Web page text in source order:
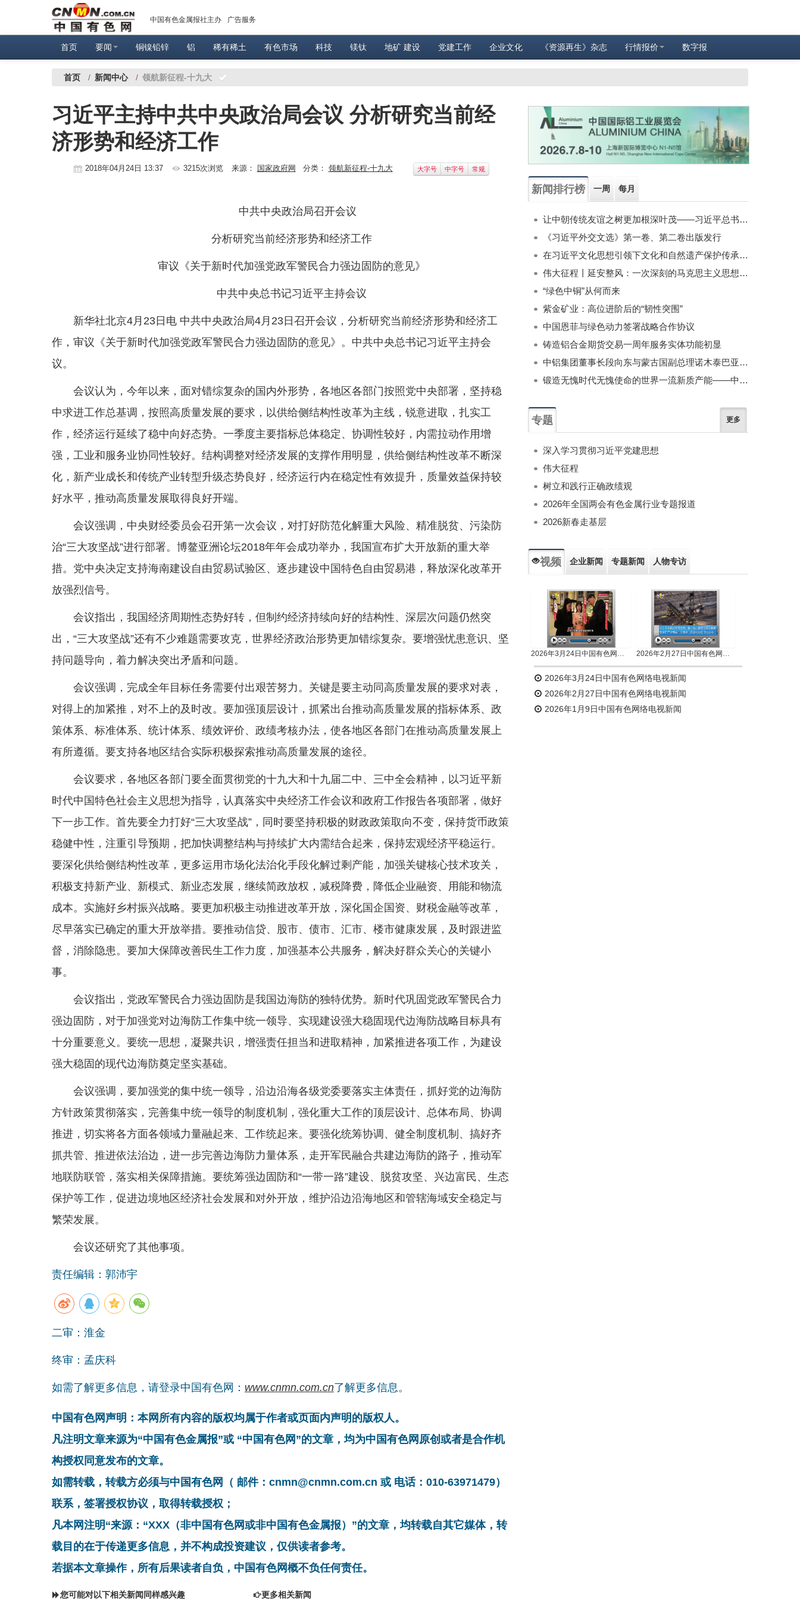
中国有色金属报社主办 广告服务
首页 要闻 铜镍铅锌 铝 稀有稀土 有色市场 科技 镁钛 地矿 建设 党建工作 企业文化 《资源再生》杂志 行情报价 数字报
首页 / 新闻中心 / 领航新征程-十九大
习近平主持中共中央政治局会议 分析研究当前经
济形势和经济工作
2018年04月24日 13:37 3215次浏览 来源： 国家政府网 分类： 领航新征程-十九大 大字号 中字号 常规
中共中央政治局召开会议
分析研究当前经济形势和经济工作
审议《关于新时代加强党政军警民合力强边固防的意见》
中共中央总书记习近平主持会议
新华社北京4月23日电 中共中央政治局4月23日召开会议，分析研究当前经济形势和经济工
作，审议《关于新时代加强党政军警民合力强边固防的意见》。中共中央总书记习近平主持会
议。
会议认为，今年以来，面对错综复杂的国内外形势，各地区各部门按照党中央部署，坚持稳
中求进工作总基调，按照高质量发展的要求，以供给侧结构性改革为主线，锐意进取，扎实工
作，经济运行延续了稳中向好态势。一季度主要指标总体稳定、协调性较好，内需拉动作用增
强，工业和服务业协同性较好。结构调整对经济发展的支撑作用明显，供给侧结构性改革不断深
化，新产业成长和传统产业转型升级态势良好，经济运行内在稳定性有效提升，质量效益保持较
好水平，推动高质量发展取得良好开端。
会议强调，中央财经委员会召开第一次会议，对打好防范化解重大风险、精准脱贫、污染防
治“三大攻坚战”进行部署。博鳌亚洲论坛2018年年会成功举办，我国宣布扩大开放新的重大举
措。党中央决定支持海南建设自由贸易试验区、逐步建设中国特色自由贸易港，释放深化改革开
放强烈信号。
会议指出，我国经济周期性态势好转，但制约经济持续向好的结构性、深层次问题仍然突
出，“三大攻坚战”还有不少难题需要攻克，世界经济政治形势更加错综复杂。要增强忧患意识、坚
持问题导向，着力解决突出矛盾和问题。
会议强调，完成全年目标任务需要付出艰苦努力。关键是要主动同高质量发展的要求对表，
对得上的加紧推，对不上的及时改。要加强顶层设计，抓紧出台推动高质量发展的指标体系、政
策体系、标准体系、统计体系、绩效评价、政绩考核办法，使各地区各部门在推动高质量发展上
有所遵循。要支持各地区结合实际积极探索推动高质量发展的途径。
会议要求，各地区各部门要全面贯彻党的十九大和十九届二中、三中全会精神，以习近平新
时代中国特色社会主义思想为指导，认真落实中央经济工作会议和政府工作报告各项部署，做好
下一步工作。首先要全力打好“三大攻坚战”，同时要坚持积极的财政政策取向不变，保持货币政策
稳健中性，注重引导预期，把加快调整结构与持续扩大内需结合起来，保持宏观经济平稳运行。
要深化供给侧结构性改革，更多运用市场化法治化手段化解过剩产能，加强关键核心技术攻关，
积极支持新产业、新模式、新业态发展，继续简政放权，减税降费，降低企业融资、用能和物流
成本。实施好乡村振兴战略。要更加积极主动推进改革开放，深化国企国资、财税金融等改革，
尽早落实已确定的重大开放举措。要推动信贷、股市、债市、汇市、楼市健康发展，及时跟进监
督，消除隐患。要加大保障改善民生工作力度，加强基本公共服务，解决好群众关心的关键小
事。
会议指出，党政军警民合力强边固防是我国边海防的独特优势。新时代巩固党政军警民合力
强边固防，对于加强党对边海防工作集中统一领导、实现建设强大稳固现代边海防战略目标具有
十分重要意义。要统一思想，凝聚共识，增强责任担当和进取精神，加紧推进各项工作，为建设
强大稳固的现代边海防奠定坚实基础。
会议强调，要加强党的集中统一领导，沿边沿海各级党委要落实主体责任，抓好党的边海防
方针政策贯彻落实，完善集中统一领导的制度机制，强化重大工作的顶层设计、总体布局、协调
推进，切实将各方面各领域力量融起来、工作统起来。要强化统筹协调、健全制度机制、搞好齐
抓共管、推进依法治边，进一步完善边海防力量体系，走开军民融合共建边海防的路子，推动军
地联防联管，落实相关保障措施。要统筹强边固防和“一带一路”建设、脱贫攻坚、兴边富民、生态
保护等工作，促进边境地区经济社会发展和对外开放，维护沿边沿海地区和管辖海域安全稳定与
繁荣发展。
会议还研究了其他事项。
责任编辑：郭沛宇
二审：淮金
终审：孟庆科
如需了解更多信息，请登录中国有色网： www.cnmn.com.cn了解更多信息。
中国有色网声明：本网所有内容的版权均属于作者或页面内声明的版权人。
凡注明文章来源为“中国有色金属报”或 “中国有色网”的文章，均为中国有色网原创或者是合作机
构授权同意发布的文章。
如需转载，转载方必须与中国有色网（ 邮件：cnmn@cnmn.com.cn 或 电话：010-63971479）
联系，签署授权协议，取得转载授权；
凡本网注明“来源：“XXX（非中国有色网或非中国有色金属报）”的文章，均转载自其它媒体，转
载目的在于传递更多信息，并不构成投资建议，仅供读者参考。
若据本文章操作，所有后果读者自负，中国有色网概不负任何责任。
您可能对以下相关新闻同样感兴趣 更多相关新闻
新闻排行榜 一周 每月
让中朝传统友谊之树更加根深叶茂——习近平总书记对朝鲜进行国事访问纪实
《习近平外交文选》第一卷、第二卷出版发行
在习近平文化思想引领下文化和自然遗产保护传承利用工作开创新局面
伟大征程丨延安整风：一次深刻的马克思主义思想教育运动
“绿色中铜”从何而来
紫金矿业：高位进阶后的“韧性突围”
中国恩菲与绿色动力签署战略合作协议
铸造铝合金期货交易一周年服务实体功能初显
中铝集团董事长段向东与蒙古国副总理诺木泰巴亚尔举行会谈
锻造无愧时代无愧使命的世界一流新质产能——中国有色金属工业的战略应对与破局之道（二）
专题 更多
深入学习贯彻习近平党建思想
伟大征程
树立和践行正确政绩观
2026年全国两会有色金属行业专题报道
2026新春走基层
视频 企业新闻 专题新闻 人物专访
2026年3月24日中国有色网络电视新闻 2026年2月27日中国有色网络电视新闻
2026年3月24日中国有色网络电视新闻
2026年2月27日中国有色网络电视新闻
2026年1月9日中国有色网络电视新闻